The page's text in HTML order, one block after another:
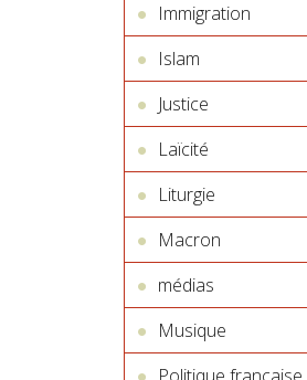
Immigration
Islam
Justice
Laïcité
Liturgie
Macron
médias
Musique